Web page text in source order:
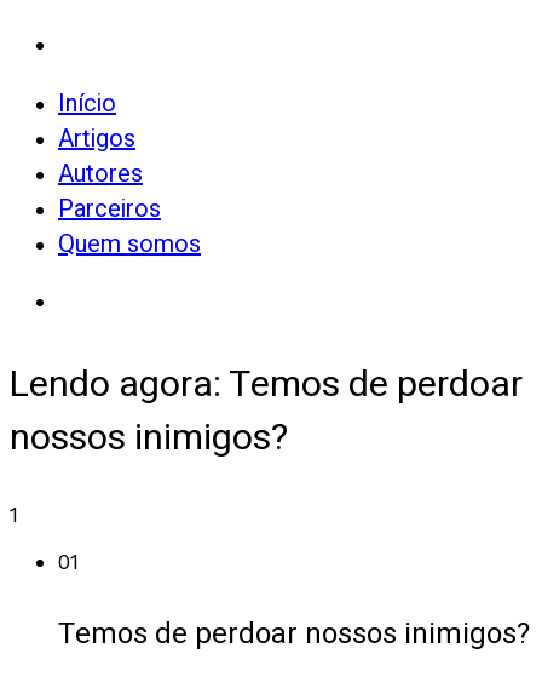
Início
Artigos
Autores
Parceiros
Quem somos
Lendo agora: Temos de perdoar
nossos inimigos?
1
01
Temos de perdoar nossos inimigos?